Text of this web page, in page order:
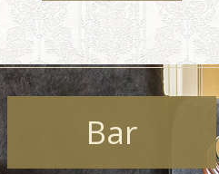
Bar